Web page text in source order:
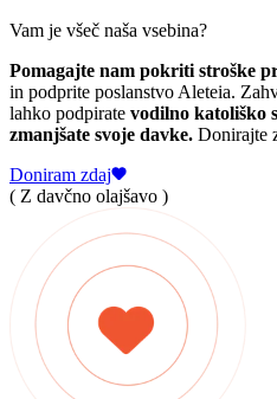
Vam je všeč naša vsebina?
Pomagajte nam pokriti stroške
in podprite poslanstvo Aleteia.
lahko podpirate vodilno katoliško
zmanjšate svoje davke. Donirajte
Doniram zdaj
( Z davčno olajšavo )